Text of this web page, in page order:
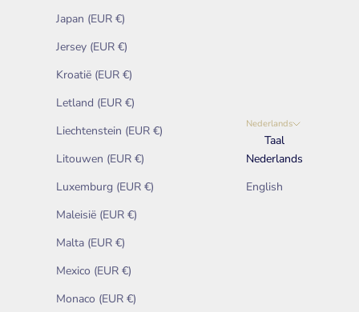
Japan (EUR €)
Jersey (EUR €)
Kroatië (EUR €)
Letland (EUR €)
Liechtenstein (EUR €)
Litouwen (EUR €)
Luxemburg (EUR €)
Maleisië (EUR €)
Malta (EUR €)
Mexico (EUR €)
Monaco (EUR €)
Nederlands
Taal
Nederlands
English